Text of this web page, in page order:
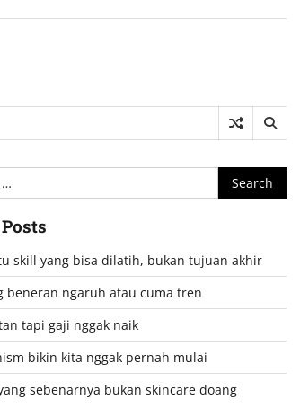
skill yang bisa dilatih, bukan tujuan akhir
beneran ngaruh atau cuma tren
tapi gaji nggak naik
bikin kita nggak pernah mulai
sebenarnya bukan skincare doang